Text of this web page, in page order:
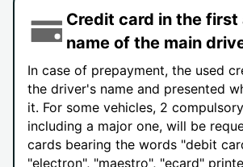
Credit card in the first
name of the main
In case of prepayment, the used
the driver's name and presented
it. For some vehicles, 2
including a major one, will be
cards bearing the words "debit
"electron", "maestro", "ecard"